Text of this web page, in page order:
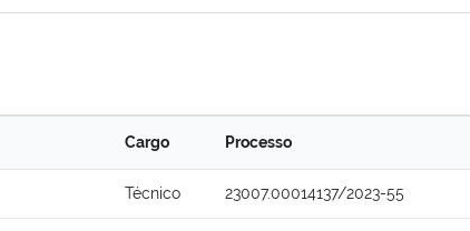
Cargo Processo
Técnico 23007.00014137/2023-55